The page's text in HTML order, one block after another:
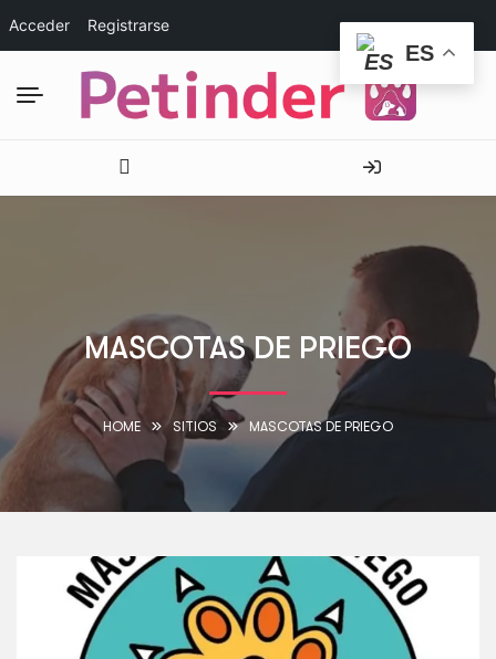
Acceder Registrarse
MASCOTAS DE PRIEGO
HOME SITIOS MASCOTAS DE PRIEGO
ES